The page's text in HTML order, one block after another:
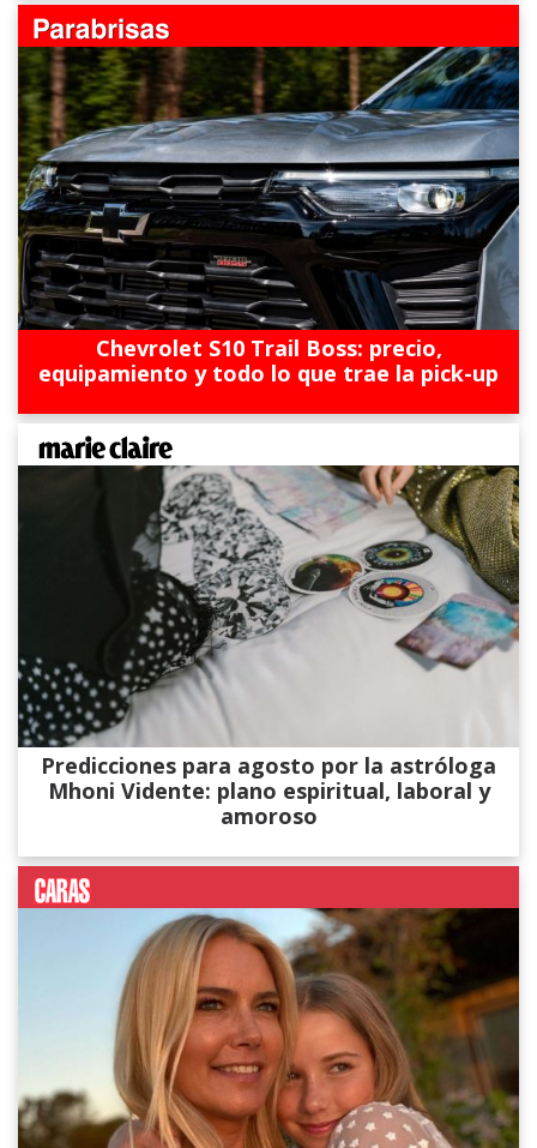
Chevrolet S10 Trail Boss: precio,
equipamiento y todo lo que trae la pick-up
Predicciones para agosto por la astróloga
Mhoni Vidente: plano espiritual, laboral y
amoroso